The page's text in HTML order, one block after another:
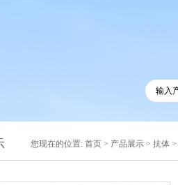
您现在的位置: 首页 > 产品展示 > 抗体 >